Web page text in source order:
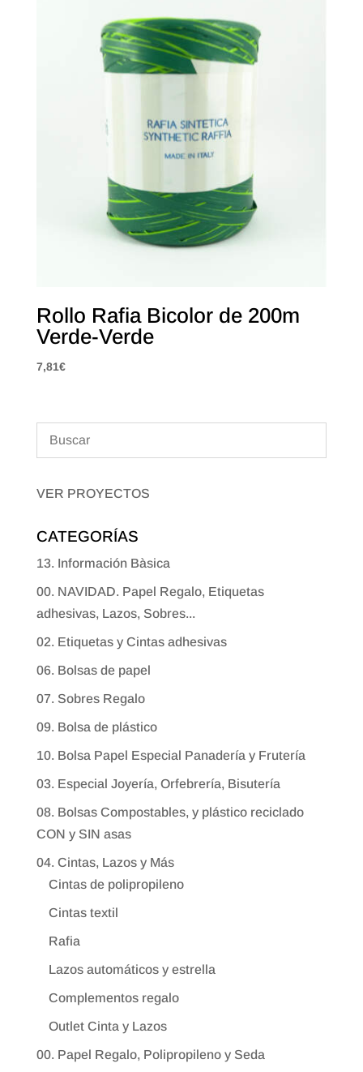
Rollo Rafia Bicolor de 200m
Verde-Verde
7,81€
VER PROYECTOS
CATEGORÍAS
13. Información Bàsica
00. NAVIDAD. Papel Regalo, Etiquetas
adhesivas, Lazos, Sobres...
02. Etiquetas y Cintas adhesivas
06. Bolsas de papel
07. Sobres Regalo
09. Bolsa de plástico
10. Bolsa Papel Especial Panadería y Frutería
03. Especial Joyería, Orfebrería, Bisutería
08. Bolsas Compostables, y plástico reciclado
CON y SIN asas
04. Cintas, Lazos y Más
Cintas de polipropileno
Cintas textil
Rafia
Lazos automáticos y estrella
Complementos regalo
Outlet Cinta y Lazos
00. Papel Regalo, Polipropileno y Seda